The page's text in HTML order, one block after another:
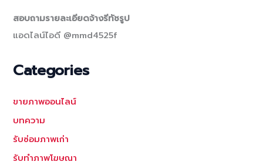
สอบถามรายละเอียดจ้างรีทัชรูป
แอดไลน์ไอดี @mmd4525f
Categories
ขายภาพออนไลน์
บทความ
รับซ่อมภาพเก่า
รับทำภาพโฆษณา